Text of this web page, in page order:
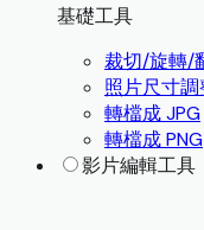
基礎工具
裁切/旋轉/
照片尺寸調
轉檔成 JPG
轉檔成 PNG
影片編輯工具